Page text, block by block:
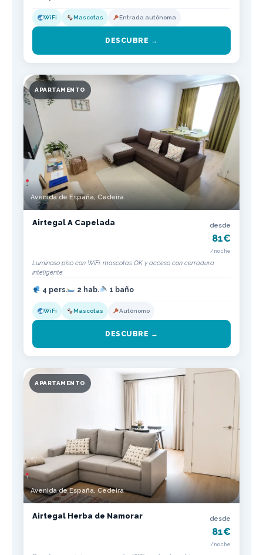
WiFi Mascotas Entrada autónoma
DESCUBRE →
APARTAMENTO
Avenida de España, Cedeira
Airtegal A Capelada desde
81€
/noche
Luminoso piso con WiFi, mascotas OK y acceso con cerradura
inteligente.
4 pers. 2 hab. 1 baño
WiFi Mascotas Autónomo
DESCUBRE →
APARTAMENTO
Avenida de España, Cedeira
Airtegal Herba de Namorar desde
81€
/noche